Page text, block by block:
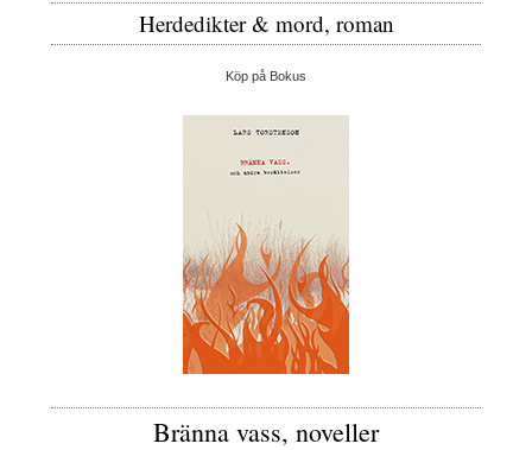
Herdedikter & mord, roman
Köp på Bokus
Bränna vass, noveller